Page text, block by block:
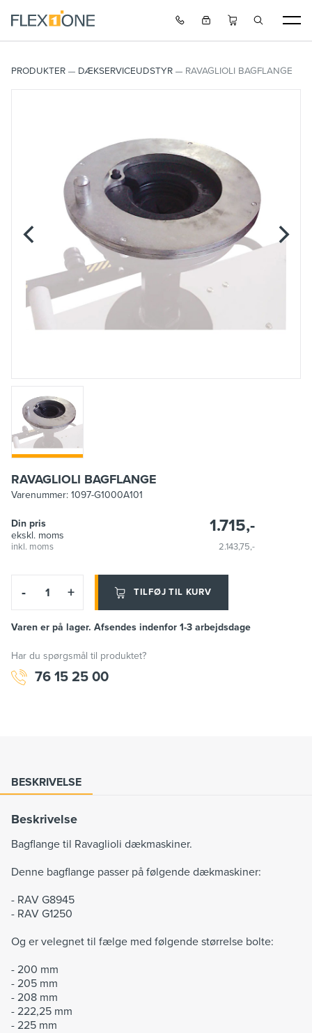
PRODUKTER DÆKSERVICEUDSTYR RAVAGLIOLI BAGFLANGE
RAVAGLIOLI BAGFLANGE
Varenummer: 1097-G1000A101
Din pris
ekskl. moms
1.715,-
inkl. moms 2.143,75,-
- + TILFØJ TIL KURV
Varen er på lager. Afsendes indenfor 1-3 arbejdsdage
Har du spørgsmål til produktet?
76 15 25 00
BESKRIVELSE
Beskrivelse
Bagflange til Ravaglioli dækmaskiner.
Denne bagflange passer på følgende dækmaskiner:
- RAV G8945
- RAV G1250
Og er velegnet til fælge med følgende størrelse bolte:
- 200 mm
- 205 mm
- 208 mm
- 222,25 mm
- 225 mm